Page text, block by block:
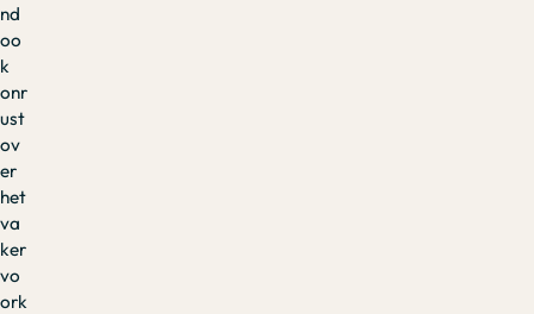
nd
oo
k
onr
ust
ov
er
het
va
ker
vo
ork